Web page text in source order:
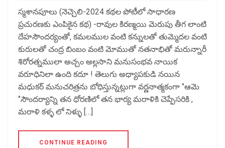
స్మశానపూలు (నెచ్చెలి-2024 కథల పోటీలో సాధారణ
ప్రచురణకు ఎంపికైన కథ) -రావుల కిరణ్మయి మెరుపు తీగ లాంటి
దేహసౌందర్యంతో, కమలముల వంటి కన్నులతో తుమ్మెదల వంటి
కురులతో చంద్ర బింబం వంటి మోముతో నతనాభితో మరున్నారీ
శిరోరత్నములా అచ్చం అల్లసాని మనుసంభవ నాయిక
వరూధినిలా ఉంది కదూ ! తెలుగు అధ్యాపకుడి నయిన
మధుకర్ మనుచరిత్రను బోధిస్తున్నట్లుగా వర్ణనాత్మకంగా ‘’ఆమె
‘’సౌందర్యాన్ని తన ధోరణిలో తన భార్య మరాళికి చెప్పేసరికి ,
మరాళి కళ్ళ లో నిళ్ళు […]
CONTINUE READING